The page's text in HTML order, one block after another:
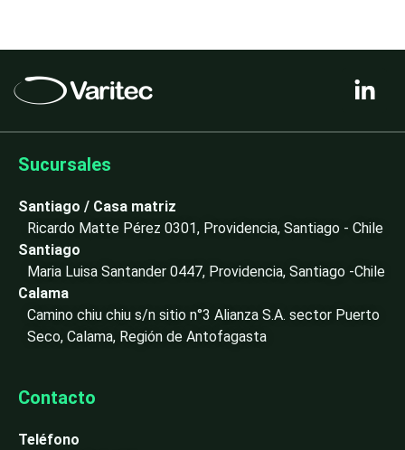
i
k
n
i
Sucursales
Santiago / Casa matriz
Ricardo Matte Pérez 0301, Providencia, Santiago - Chile
Santiago
Maria Luisa Santander 0447, Providencia, Santiago -Chile
Calama
Camino chiu chiu s/n sitio n°3 Alianza S.A. sector Puerto
Seco, Calama, Región de Antofagasta
Contacto
Teléfono